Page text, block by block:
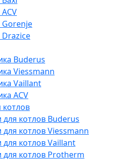
Buderus
Viessmann
Vaillant
ACV
котлов
для котлов Buderus
для котлов Viessmann
для котлов Vaillant
для котлов Protherm